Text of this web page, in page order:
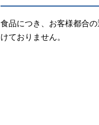
食品につき、お客様都合
けておりません。